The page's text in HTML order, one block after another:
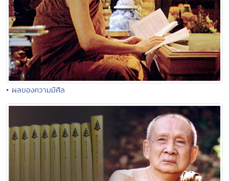
• ผลของความมีศีล